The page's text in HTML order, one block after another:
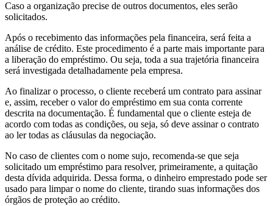
Caso a organização precise de outros documentos, eles serão
solicitados.
Após o recebimento das informações pela financeira, será feita a
análise de crédito. Este procedimento é a parte mais importante para
a liberação do empréstimo. Ou seja, toda a sua trajetória financeira
será investigada detalhadamente pela empresa.
Ao finalizar o processo, o cliente receberá um contrato para assinar
e, assim, receber o valor do empréstimo em sua conta corrente
descrita na documentação. É fundamental que o cliente esteja de
acordo com todas as condições, ou seja, só deve assinar o contrato
ao ler todas as cláusulas da negociação.
No caso de clientes com o nome sujo, recomenda-se que seja
solicitado um empréstimo para resolver, primeiramente, a quitação
desta dívida adquirida. Dessa forma, o dinheiro emprestado pode ser
usado para limpar o nome do cliente, tirando suas informações dos
órgãos de proteção ao crédito.